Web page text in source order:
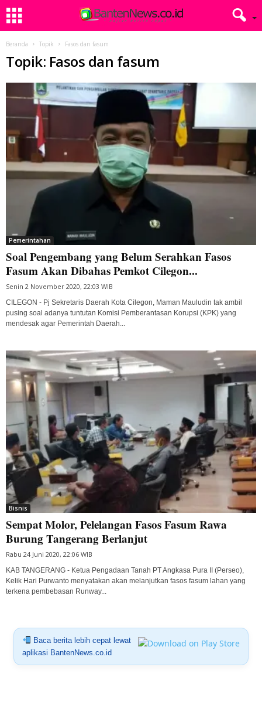
Beranda Topik Fasos dan fasum
Topik: Fasos dan fasum
Pemerintahan
Soal Pengembang yang Belum Serahkan Fasos
Fasum Akan Dibahas Pemkot Cilegon...
Senin 2 November 2020, 22:03 WIB
CILEGON - Pj Sekretaris Daerah Kota Cilegon, Maman Mauludin tak ambil
pusing soal adanya tuntutan Komisi Pemberantasan Korupsi (KPK) yang
mendesak agar Pemerintah Daerah...
Bisnis
Sempat Molor, Pelelangan Fasos Fasum Rawa
Burung Tangerang Berlanjut
Rabu 24 Juni 2020, 22:06 WIB
KAB TANGERANG - Ketua Pengadaan Tanah PT Angkasa Pura II (Perseo),
Kelik Hari Purwanto menyatakan akan melanjutkan fasos fasum lahan yang
terkena pembebasan Runway...
Baca berita lebih cepat lewat
aplikasi BantenNews.co.id